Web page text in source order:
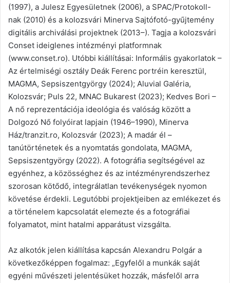
(1997), a Julesz Egyesületnek (2006), a SPAC/Protokoll-
nak (2010) és a kolozsvári Minerva Sajtófotó-gyűjtemény
digitális archiválási projektnek (2013–). Tagja a kolozsvári
Conset ideiglenes intézményi platformnak
(www.conset.ro). Utóbbi kiállításai: Informális gyakorlatok –
Az értelmiségi osztály Deák Ferenc portréin keresztül,
MAGMA, Sepsiszentgyörgy (2024); Aluvial Galéria,
Kolozsvár; Puls 22, MNAC Bukarest (2023); Kedves Bori –
A nő reprezentációja ideológia és valóság között a
Dolgozó Nő folyóirat lapjain (1946–1990), Minerva
Ház/tranzit.ro, Kolozsvár (2023); A madár él –
tanútörténetek és a nyomtatás gondolata, MAGMA,
Sepsiszentgyörgy (2022). A fotográfia segítségével az
egyénhez, a közösséghez és az intézményrendszerhez
szorosan kötődő, integrálatlan tevékenységek nyomon
követése érdekli. Legutóbbi projektjeiben az emlékezet és
a történelem kapcsolatát elemezte és a fotográfiai
folyamatot, mint hatalmi apparátust vizsgálta.
Az alkotók jelen kiállítása kapcsán Alexandru Polgár a
következőképpen fogalmaz: „Egyfelől a munkák saját
egyéni művészeti jelentésüket hozzák, másfelől arra